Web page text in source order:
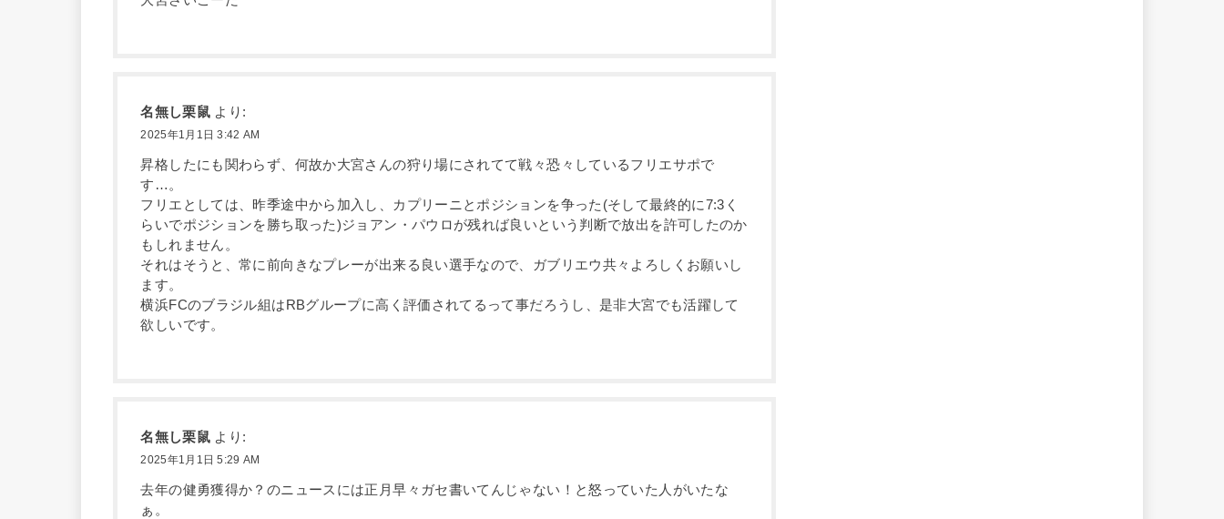
名無し栗鼠 より:
2025年1月1日 3:42 AM
昇格したにも関わらず、何故か大宮さんの狩り場にされてて戦々恐々しているフリエサポで
す…。
フリエとしては、昨季途中から加入し、カプリーニとポジションを争った(そして最終的に7:3く
らいでポジションを勝ち取った)ジョアン・パウロが残れば良いという判断で放出を許可したのか
もしれません。
それはそうと、常に前向きなプレーが出来る良い選手なので、ガブリエウ共々よろしくお願いし
ます。
横浜FCのブラジル組はRBグループに高く評価されてるって事だろうし、是非大宮でも活躍して
欲しいです。
名無し栗鼠 より:
2025年1月1日 5:29 AM
去年の健勇獲得か？のニュースには正月早々ガセ書いてんじゃない！と怒っていた人がいたな
ぁ。